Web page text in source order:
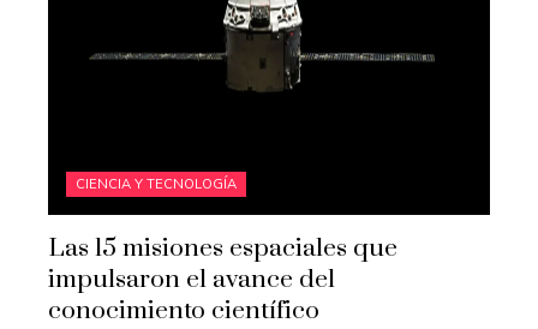
CIENCIA Y TECNOLOGÍA
Las 15 misiones espaciales que
impulsaron el avance del
conocimiento científico